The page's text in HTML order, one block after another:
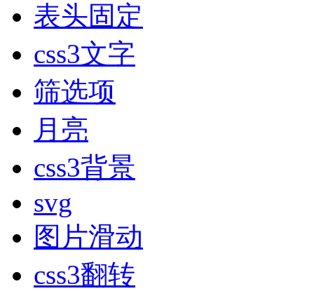
表头固定
css3文字
筛选项
月亮
css3背景
svg
图片滑动
css3翻转